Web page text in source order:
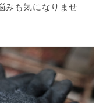
みも気になりませ